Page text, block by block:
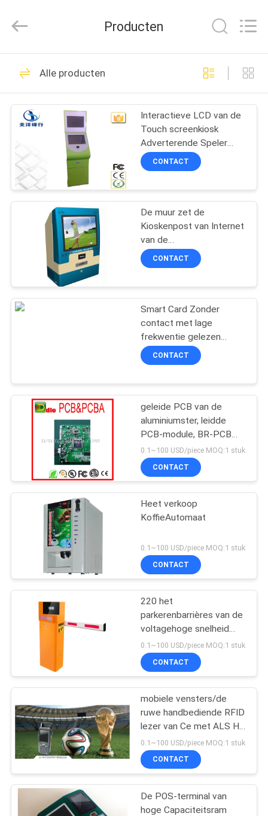
HUIS
PRODUCTEN
ONGEVEER
ONS
FABRIEKSREIS
KWALITEITSCONTROLE
CONTACTEER
ONS
CITAAT
SITEMAP
PRIVACY
POLICY
Online
Market.
Reserved.
Gemotoriseerde
Kaartlezer
59
De Lezer van de
onderdompelingskaart
43
rfid kaartlezer
De Lezer van de
tussenvoegsel
Magnetische Kaart
40
ATM-Kaartlezer
65
De Lezer van de
kioskkaart
52
Producten
Alle producten
Interactieve LCD van de
Touch screenkiosk
Adverterende Speler
met Muntstuk/Contant
geldacceptor
CONTACT
De muur zet de
Kioskenpost van Internet
van de
Creditcardbetaling met
A4-Groottedocument
CONTACT
Smart Card Zonder
contact met lage
frekwentie gelezen
modulesteun EM4200
EM4100 TK4100 UART
CONTACT
geleide PCB van de
aluminiumster, leidde
PCB-module, BR-PCB
van de kaartlezer
0.1~100 USD/piece MOQ:1 stuk
CONTACT
Heet verkoop
KoffieAutomaat
0.1~100 USD/piece MOQ:1 stuk
CONTACT
220 het
parkerenbarrières van de
voltagehoge snelheid
met geleide vertoning en
lange afstandlezer
0.1~100 USD/piece MOQ:1 stuk
CONTACT
mobiele vensters/de
ruwe handbediende RFID
lezer van Ce met ALS HF
facultatief UHFnfc
0.1~100 USD/piece MOQ:1 stuk
CONTACT
De POS-terminal van
hoge Capaciteitsram